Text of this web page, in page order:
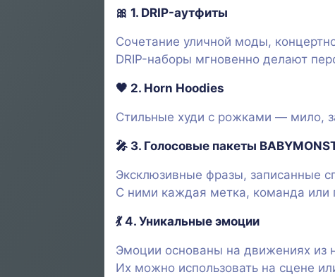
🎀 1. DRIP-аутфиты
Сочетание уличной моды,
DRIP-наборы мгновенно делают
🖤 2. Horn Hoodies
Стильные худи с рожками — мило,
🎤 3. Голосовые пакеты
Эксклюзивные фразы, записанные
С ними каждая метка, команда или
💃4. Уникальные эмоции
Эмоции основаны на движениях из
Их можно использовать на сцене